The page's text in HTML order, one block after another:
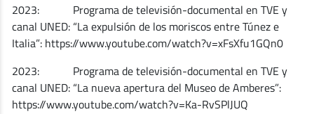
2023: Programa de televisión-documental en TVE y
canal UNED: “La expulsión de los moriscos entre Túnez e
Italia”: https://www.youtube.com/watch?v=xFsXfu1GQn0
2023: Programa de televisión-documental en TVE y
canal UNED: “La nueva apertura del Museo de Amberes”:
https://www.youtube.com/watch?v=Ka-RvSPlJUQ